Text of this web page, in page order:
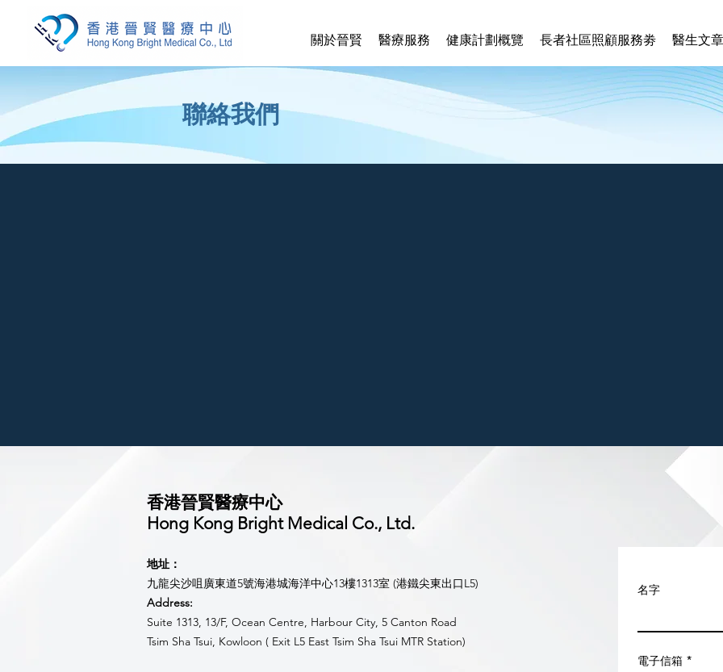
關於晉賢 醫療服務 健康計劃概覽 長者社區照顧服務劵 醫生文章
聯絡我們
香港晉賢醫療中心
Hong Kong Bright Medical Co., Ltd.
地址：
九龍尖沙咀廣東道5號海港城海洋中心13樓1313室 (港鐵尖東出口L5)
Address:
Suite 1313, 13/F, Ocean Centre, Harbour City, 5 Canton Road
Tsim Sha Tsui, Kowloon ( Exit L5 East Tsim Sha Tsui MTR Station)
名字
電子信箱